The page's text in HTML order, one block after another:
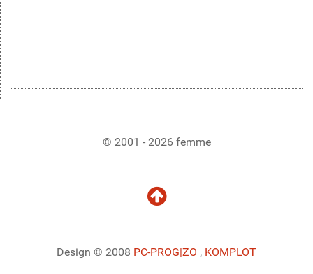
© 2001 - 2026 femme
Design © 2008 PC-PROG|ZO , KOMPLOT